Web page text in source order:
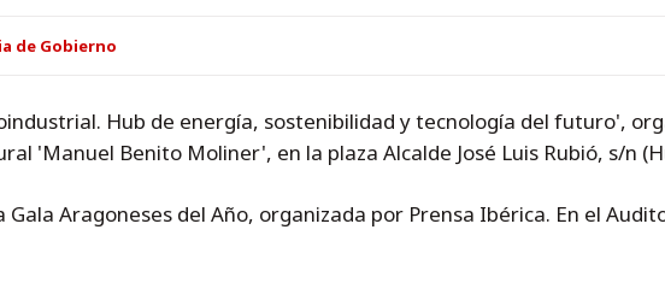
de Gobierno
Hub de energía, sostenibilidad y tecnología del futuro',
'Manuel Benito Moliner', en la plaza Alcalde José Luis Rubió, s/n
Gala Aragoneses del Año, organizada por Prensa Ibérica. En el